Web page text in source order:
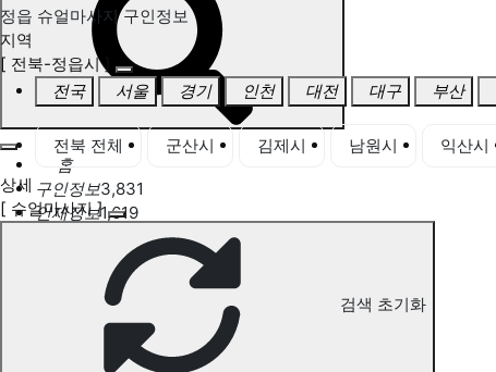
홈
구인정보3,831
인재정보1,619
고객센터
전국업체정보 마사지가이드
업체 서비스 관리
개인 서비스 관리
정읍 슈얼마사지 구인정보
지역
[ 전북-정읍시 ]
전국
서울 경기 인천 대전 대구 부산
전북 전체 군산시 김제시 남원시 익산시
상세
[ 슈얼마사지 ]
검색 초기화